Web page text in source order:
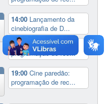
14:00 Lançamento da
cinebiografia de D...
19:00 Cine paredão:
programação de rec...
19:00Cine paredão:
programação de rec...